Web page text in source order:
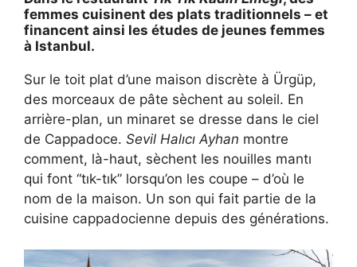
femmes cuisinent des plats traditionnels – et
financent ainsi les études de jeunes femmes
à Istanbul.
Sur le toit plat d’une maison discrète à Ürgüp,
des morceaux de pâte sèchent au soleil. En
arrière-plan, un minaret se dresse dans le ciel
de Cappadoce. Sevil Halıcı Ayhan montre
comment, là-haut, sèchent les nouilles mantı
qui font “tık-tık” lorsqu’on les coupe – d’où le
nom de la maison. Un son qui fait partie de la
cuisine cappadocienne depuis des générations.